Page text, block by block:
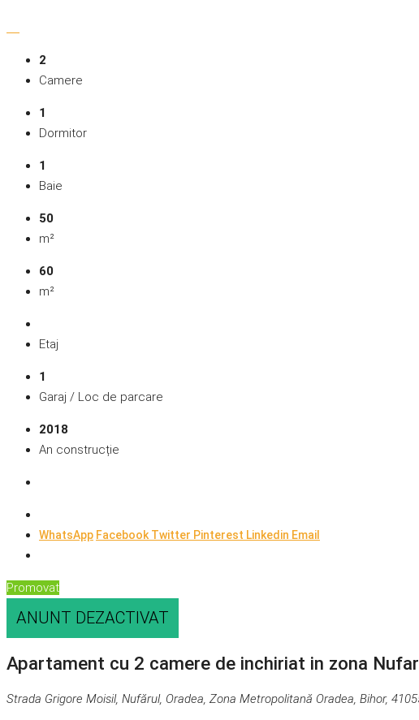
2
Camere
1
Dormitor
1
Baie
50
m²
60
m²
Etaj
1
Garaj / Loc de parcare
2018
An construcție
WhatsApp FacebookTwitter Pinterest Linkedin Email
Promovat
ANUNT DEZACTIVAT
Apartament cu 2 camere de inchiriat in zona
Strada Grigore Moisil, Nufărul, Oradea, Zona Metropolitană Oradea, Bihor,